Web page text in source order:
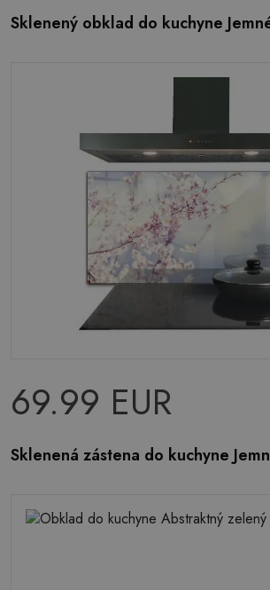
Sklenený obklad do kuchyne
69.99 EUR
Sklenená zástena do kuchyne